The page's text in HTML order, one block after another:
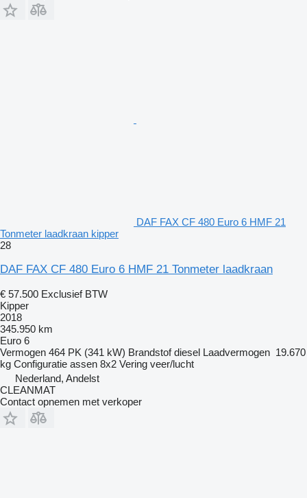
DAF FAX CF 480 Euro 6 HMF 21
Tonmeter laadkraan kipper
28
DAF FAX CF 480 Euro 6 HMF 21 Tonmeter laadkraan
€ 57.500 Exclusief BTW
Kipper
2018
345.950 km
Euro 6
Vermogen 464 PK (341 kW) Brandstof diesel Laadvermogen 19.670
kg Configuratie assen 8x2 Vering veer/lucht
Nederland, Andelst
CLEANMAT
Contact opnemen met verkoper